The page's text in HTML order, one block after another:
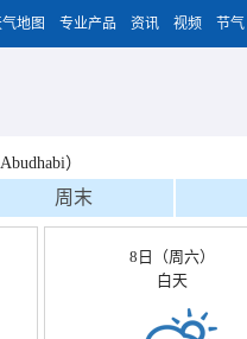
地图 专业产品 资讯 视频 节气
）
周末
8日（周六）
白天